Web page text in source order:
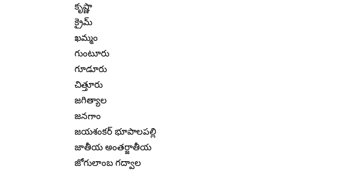
కృష్ణా
క్రైమ్
ఖమ్మం
గుంటూరు
గూడూరు
చిత్తూరు
జగిత్యాల
జనగాం
జయశంకర్ భూపాలపల్లి
జాతీయ అంతర్జాతీయ
జోగులాంబ గద్వాల